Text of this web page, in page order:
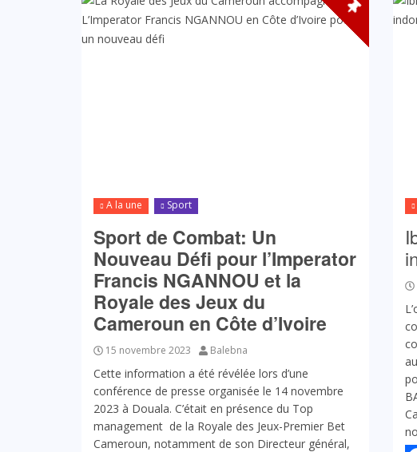
A la une Sport
Sport de Combat: Un
Nouveau Défi pour l’Imperator
Francis NGANNOU et la
Royale des Jeux du
Cameroun en Côte d’Ivoire
15 novembre 2023 Balebna
Cette information a été révélée lors d’une
conférence de presse organisée le 14 novembre
2023 à Douala. C’était en présence du Top
management de la Royale des Jeux-Premier Bet
Cameroun, notamment de son Directeur général,